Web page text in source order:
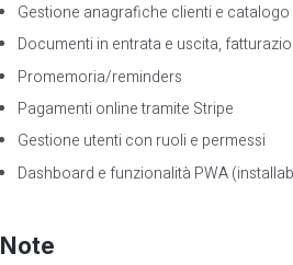
Gestione anagrafiche clienti e
Documenti in entrata e uscita,
Promemoria/reminders
Pagamenti online tramite Stripe
Gestione utenti con ruoli e permessi
Dashboard e funzionalità PWA
Note